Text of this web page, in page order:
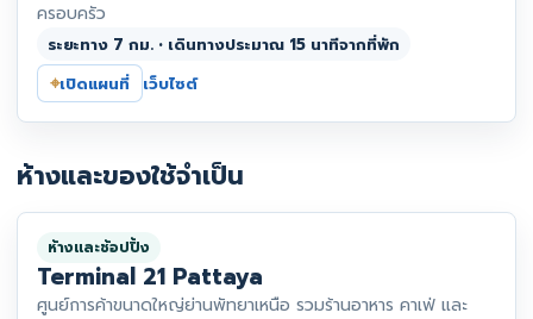
ครอบครัว
ระยะทาง 7 กม. • เดินทางประมาณ 15 นาทีจากที่พัก
⌖เปิดแผนที่ เว็บไซต์
ห้างและของใช้จำเป็น
ห้างและช้อปปิ้ง
Terminal 21 Pattaya
ศูนย์การค้าขนาดใหญ่ย่านพัทยาเหนือ รวมร้านอาหาร คาเฟ่ และ